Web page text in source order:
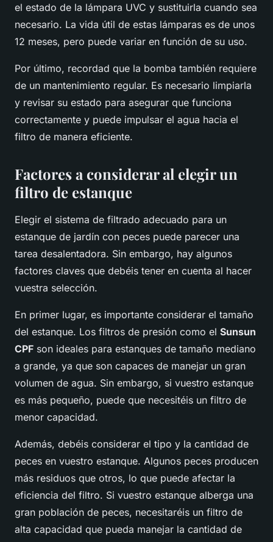
el estado de la lámpara UVC y sustituirla cuando sea
necesario. La vida útil de estas lámparas es de unos
12 meses, pero puede variar en función de su uso.
Por último, recordad que la bomba también requiere
de un mantenimiento regular. Es necesario limpiarla
y revisar su estado para asegurar que funciona
correctamente y puede impulsar el agua hacia el
filtro de manera eficiente.
Factores a considerar al elegir un
filtro de estanque
Elegir el sistema de filtrado adecuado para un
estanque de jardín con peces puede parecer una
tarea desalentadora. Sin embargo, hay algunos
factores claves que debéis tener en cuenta al hacer
vuestra selección.
En primer lugar, es importante considerar el tamaño
del estanque. Los filtros de presión como el Sunsun
CPF son ideales para estanques de tamaño mediano
a grande, ya que son capaces de manejar un gran
volumen de agua. Sin embargo, si vuestro estanque
es más pequeño, puede que necesitéis un filtro de
menor capacidad.
Además, debéis considerar el tipo y la cantidad de
peces en vuestro estanque. Algunos peces producen
más residuos que otros, lo que puede afectar la
eficiencia del filtro. Si vuestro estanque alberga una
gran población de peces, necesitaréis un filtro de
alta capacidad que pueda manejar la cantidad de